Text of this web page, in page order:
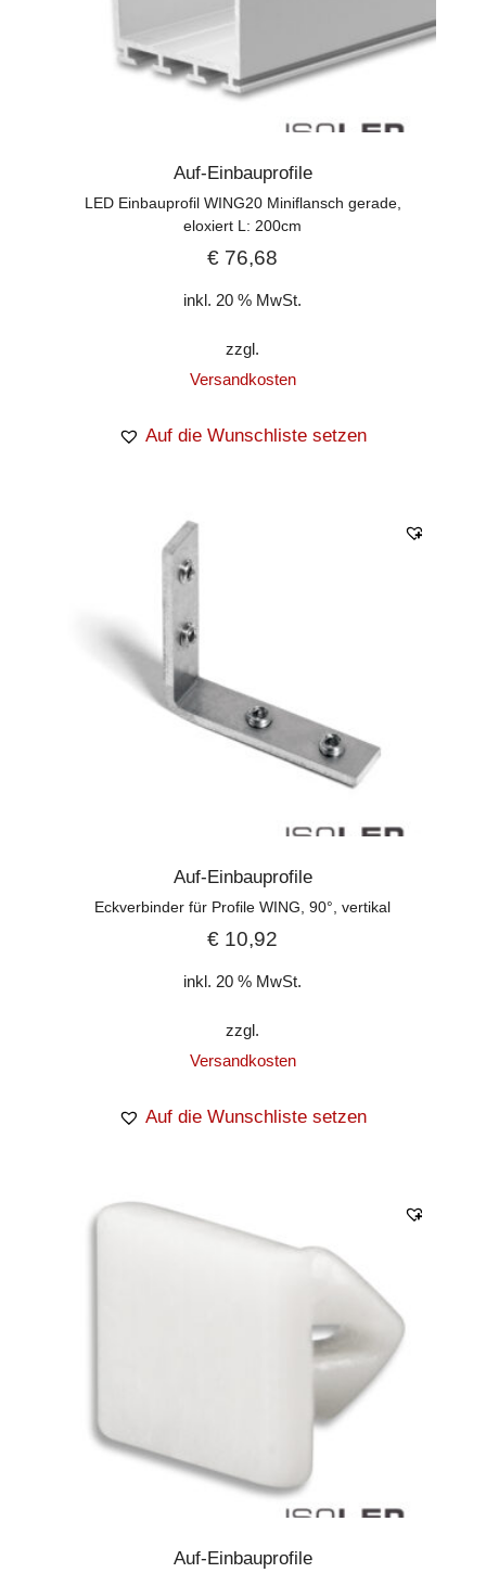
Auf-Einbauprofile
LED Einbauprofil WING20 Miniflansch gerade,
eloxiert L: 200cm
€ 76,68
inkl. 20 % MwSt.
zzgl.
Versandkosten
Auf die Wunschliste setzen
Auf-Einbauprofile
Eckverbinder für Profile WING, 90°, vertikal
€ 10,92
inkl. 20 % MwSt.
zzgl.
Versandkosten
Auf die Wunschliste setzen
Auf-Einbauprofile